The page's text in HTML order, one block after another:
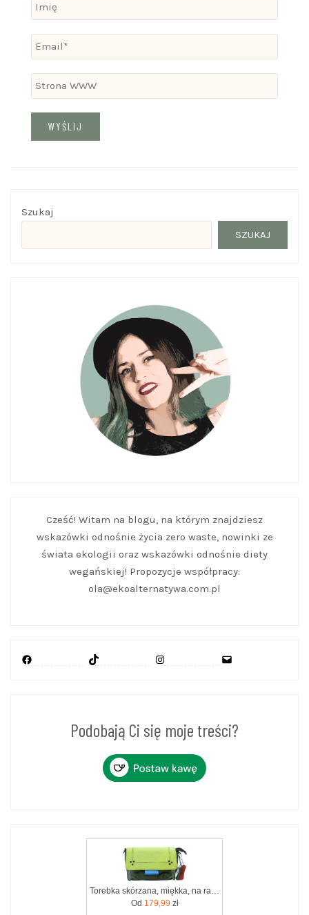
Szukaj
SZUKAJ
Cześć! Witam na blogu, na którym znajdziesz
wskazówki odnośnie życia zero waste, nowinki ze
świata ekologii oraz wskazówki odnośnie diety
wegańskiej! Propozycje współpracy:
ola@ekoalternatywa.com.pl
Facebook
TikTok
Instagram
Mail
Podobają Ci się moje treści?
Od 179,99 zł